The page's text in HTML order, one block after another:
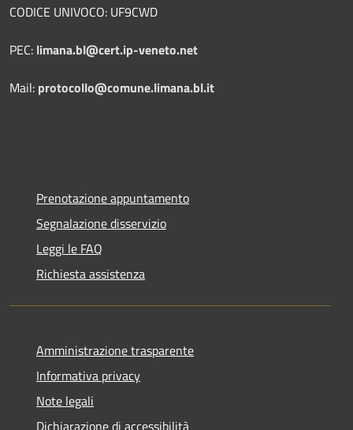
CODICE UNIVOCO: UF9CWD
PEC: limana.bl@cert.ip-veneto.net
Mail: protocollo@comune.limana.bl.it
Prenotazione appuntamento
Segnalazione disservizio
Leggi le FAQ
Richiesta assistenza
Amministrazione trasparente
Informativa privacy
Note legali
Dichiarazione di accessibilità